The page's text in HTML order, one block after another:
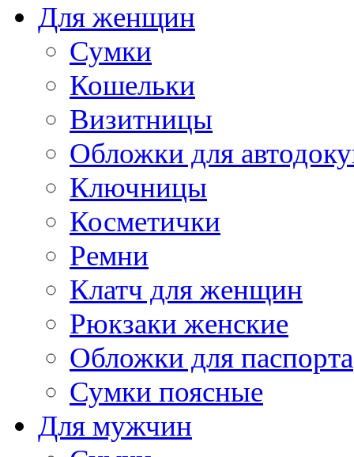
Для женщин
Сумки
Кошельки
Визитницы
Обложки для
Ключницы
Косметички
Ремни
Клатч для женщин
Рюкзаки женские
Обложки для паспорта
Сумки поясные
Для мужчин